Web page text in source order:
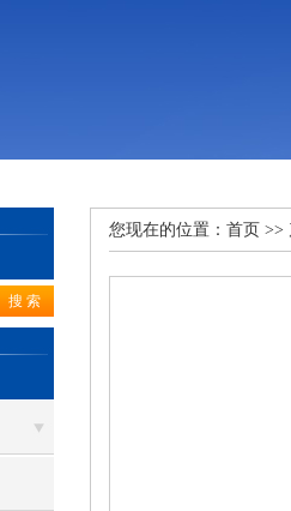
您现在的位置： 首页 >>